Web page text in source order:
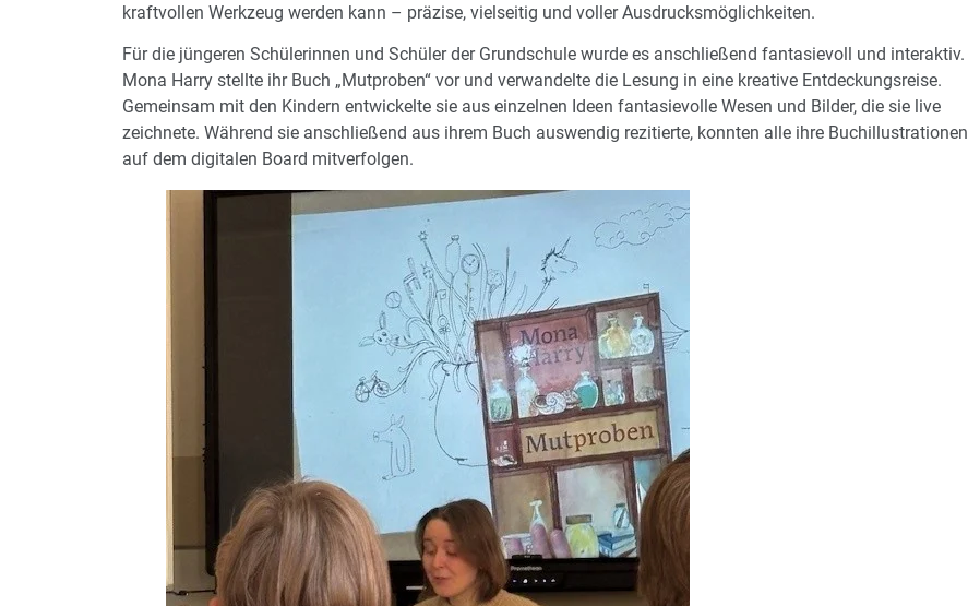
kraftvollen Werkzeug werden kann – präzise, vielseitig und voller Ausdrucksmöglichkeiten.
Für die jüngeren Schülerinnen und Schüler der Grundschule wurde es anschließend fantasievoll und interaktiv.
Mona Harry stellte ihr Buch „Mutproben“ vor und verwandelte die Lesung in eine kreative Entdeckungsreise.
Gemeinsam mit den Kindern entwickelte sie aus einzelnen Ideen fantasievolle Wesen und Bilder, die sie live
zeichnete. Während sie anschließend aus ihrem Buch auswendig rezitierte, konnten alle ihre Buchillustrationen
auf dem digitalen Board mitverfolgen.